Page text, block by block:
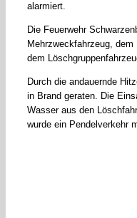
alarmiert.
Die Feuerwehr
Mehrzweckfahrzeug,
dem
Durch die andauernde
in Brand geraten. Die
Wasser aus den
wurde ein Pendelverkehr